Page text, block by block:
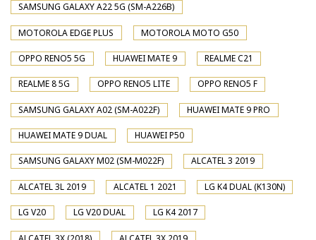
SAMSUNG GALAXY A22 5G (SM-A226B)
MOTOROLA EDGE PLUS MOTOROLA MOTO G50
OPPO RENO5 5G HUAWEI MATE 9 REALME C21
REALME 8 5G OPPO RENO5 LITE OPPO RENO5 F
SAMSUNG GALAXY A02 (SM-A022F) HUAWEI MATE 9 PRO
HUAWEI MATE 9 DUAL HUAWEI P50
SAMSUNG GALAXY M02 (SM-M022F) ALCATEL 3 2019
ALCATEL 3L 2019 ALCATEL 1 2021 LG K4 DUAL (K130N)
LG V20 LG V20 DUAL LG K4 2017